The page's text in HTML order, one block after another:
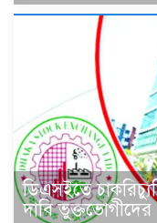
ডিএসইতে
দাবি ভুক্তভোগীদের